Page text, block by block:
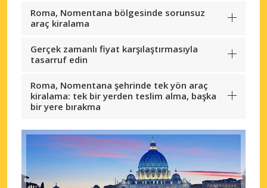
Roma, Nomentana bölgesinde sorunsuz
araç kiralama
Gerçek zamanlı fiyat karşılaştırmasıyla
tasarruf edin
Roma, Nomentana şehrinde tek yön araç
kiralama: tek bir yerden teslim alma, başka
bir yere bırakma